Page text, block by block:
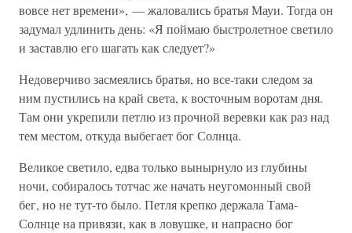
вовсе нет времени», — жаловались братья Мауи. Тогда он
задумал удлинить день: «Я поймаю быстролетное светило
и заставлю его шагать как следует?»
Недоверчиво засмеялись братья, но все-таки следом за
ним пустились на край света, к восточным воротам дня.
Там они укрепили петлю из прочной веревки как раз над
тем местом, откуда выбегает бог Солнца.
Великое светило, едва только вынырнуло из глубины
ночи, собиралось тотчас же начать неугомонный свой
бег, но не тут-то было. Петля крепко держала Тама-
Солнце на привязи, как в ловушке, и напрасно бог